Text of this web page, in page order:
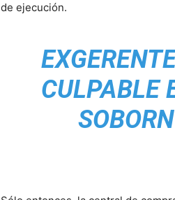
de ejecución.
CULPABLE